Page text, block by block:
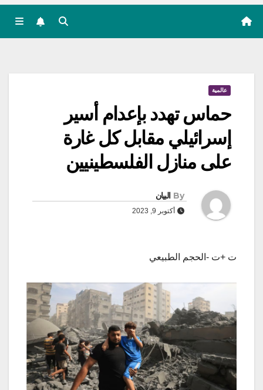
عالمية
حماس تهدد بإعدام أسير
إسرائيلي مقابل كل غارة
على منازل الفلسطينيين
By البيان
أكتوبر 9, 2023
ت +ت -الحجم الطبيعي